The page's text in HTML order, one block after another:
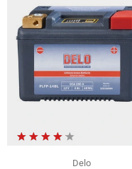
Delo